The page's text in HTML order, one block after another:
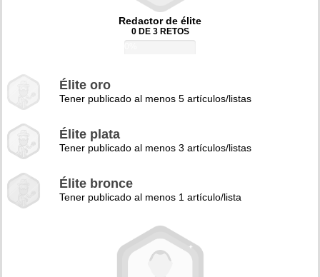
Redactor de élite
0 DE 3 RETOS
Élite oro
Tener publicado al menos 5 artículos/listas
Élite plata
Tener publicado al menos 3 artículos/listas
Élite bronce
Tener publicado al menos 1 artículo/lista